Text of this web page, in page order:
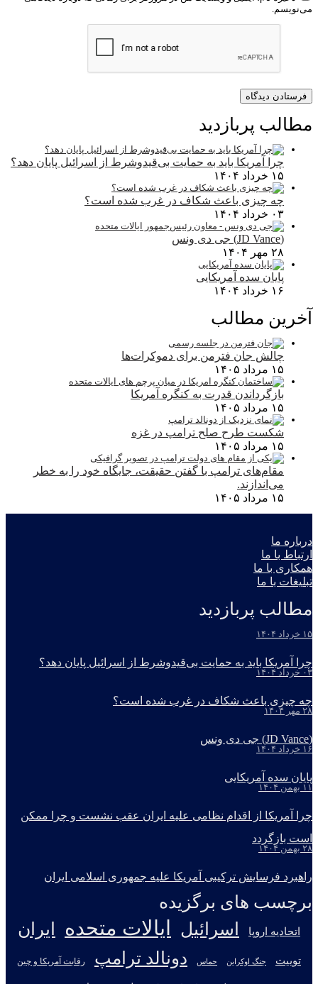
می‌نویسم.
مطالب پربازدید
چرا آمریکا باید به حمایت بی‌قیدوشرط از اسرائیل پایان دهد؟
۱۵ خرداد ۱۴۰۴
چه چیزی باعث شکاف در غرب شده است؟
۰۳ خرداد ۱۴۰۴
(JD Vance) جی دی ونس
۲۸ مهر ۱۴۰۴
پایان سده آمریکایی
۱۶ خرداد ۱۴۰۴
آخرین مطالب
چالش جان فترمن برای دموکرات‌ها
۱۵ مرداد ۱۴۰۵
بازگرداندن قدرت به کنگره آمریکا
۱۵ مرداد ۱۴۰۵
شکست طرح صلح ترامپ در غزه
۱۵ مرداد ۱۴۰۵
مقام‌های ترامپ با گفتن حقیقت، جایگاه خود را به خطر
می‌اندازند.
۱۵ مرداد ۱۴۰۵
درباره ما
ارتباط با ما
همکاری با ما
تبلیغات با ما
مطالب پربازدید
۱۵ خرداد ۱۴۰۴
چرا آمریکا باید به حمایت بی‌قیدوشرط از اسرائیل پایان دهد؟
۰۳ خرداد ۱۴۰۴
چه چیزی باعث شکاف در غرب شده است؟
۲۸ مهر ۱۴۰۴
(JD Vance) جی دی ونس
۱۶ خرداد ۱۴۰۴
پایان سده آمریکایی
۱۱ بهمن ۱۴۰۴
چرا آمریکا از اقدام نظامی علیه ایران عقب نشست و چرا ممکن
است بازگردد
۲۸ بهمن ۱۴۰۴
راهبرد فرسایش ترکیبی آمریکا علیه جمهوری اسلامی ایران
برچسب های برگزیده
اتحادیه اروپا اسرائیل ایالات متحده ایران
توییت جنگ اوکراین حماس دونالد ترامپ رقابت آمریکا و چین